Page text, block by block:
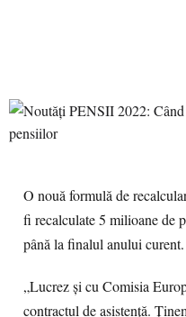
O nouă formulă de
fi recalculate 5 milioane de
până la finalul anului curent.
„Lucrez și cu Comisia
contractul de asistență.